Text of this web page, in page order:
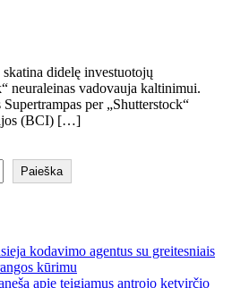
didelę investuotojų
neuraleinas vadovauja kaltinimui.
per „Shutterstock“
(BCI) […]
Paieška
kodavimo agentus su greitesniais
kūrimu
apie teigiamus antrojo ketvirčio